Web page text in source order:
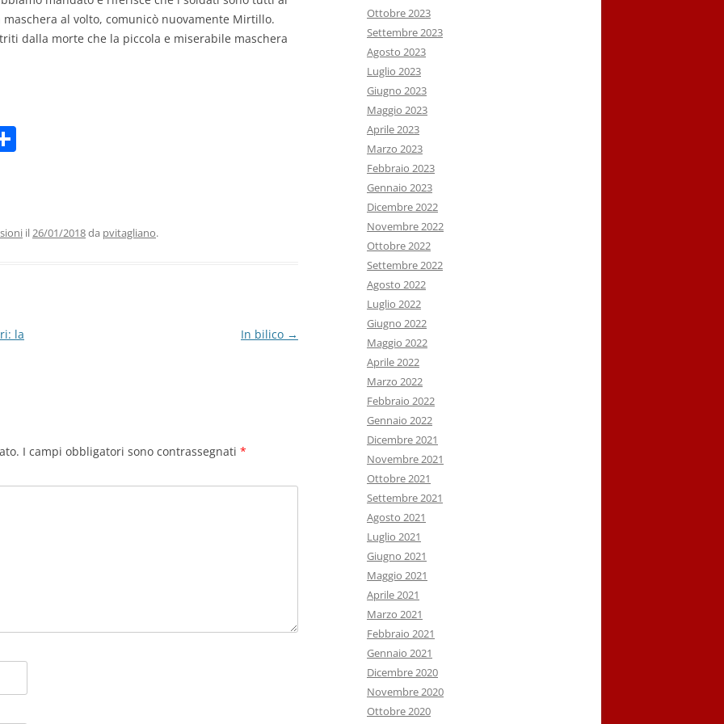
al volto, comunicò nuovamente Mirtillo.
dalla morte che la piccola e miserabile maschera
vi
il26/01/2018da pvitagliano.
la
In bilico →
I campi obbligatori sono contrassegnati *
Ottobre 2023
Settembre 2023
Agosto 2023
Luglio 2023
Giugno 2023
Maggio 2023
Aprile 2023
Marzo 2023
Febbraio 2023
Gennaio 2023
Dicembre 2022
Novembre 2022
Ottobre 2022
Settembre 2022
Agosto 2022
Luglio 2022
Giugno 2022
Maggio 2022
Aprile 2022
Marzo 2022
Febbraio 2022
Gennaio 2022
Dicembre 2021
Novembre 2021
Ottobre 2021
Settembre 2021
Agosto 2021
Luglio 2021
Giugno 2021
Maggio 2021
Aprile 2021
Marzo 2021
Febbraio 2021
Gennaio 2021
Dicembre 2020
Novembre 2020
Ottobre 2020